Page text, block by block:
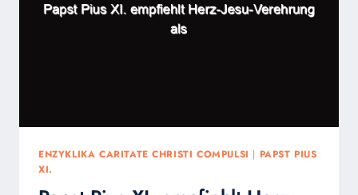
ENZYKLIKA CARITATE CHRISTI COMPULSI | PAPST PIUS
XI.